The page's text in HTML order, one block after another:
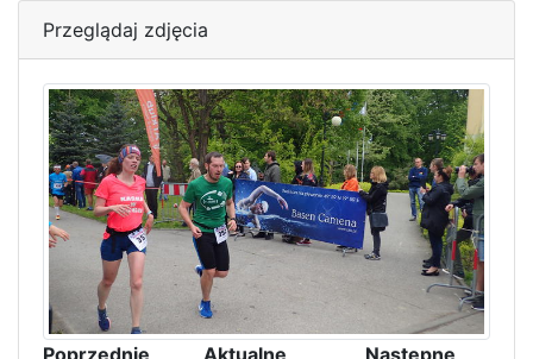
Przeglądaj zdjęcia
Poprzednie Aktualne Następne